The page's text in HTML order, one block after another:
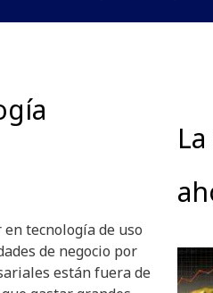
tecnología de uso
de negocio por
están fuera de